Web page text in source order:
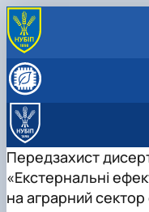
ПРО КАФЕДРУ
Освітні
НАУКОВА
Гурток
Наукова
МІЖНАРОДНА
НАШІ ОСВІТНІ
Освітня
Освітня
АБІТУРІЄНТУ
Абітурієнту
Передзахист
«Екстернальні
на аграрний сектор